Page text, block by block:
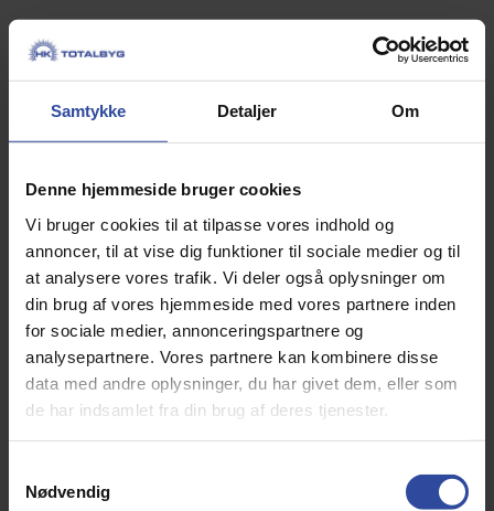
Samtykke Detaljer Om
Denne hjemmeside bruger cookies
Vi bruger cookies til at tilpasse vores indhold og
annoncer, til at vise dig funktioner til sociale medier og til
at analysere vores trafik. Vi deler også oplysninger om
din brug af vores hjemmeside med vores partnere inden
for sociale medier, annonceringspartnere og
analysepartnere. Vores partnere kan kombinere disse
data med andre oplysninger, du har givet dem, eller som
de har indsamlet fra din brug af deres tjenester.
Nødvendig
Byggeår:2011
Projekt:Ridehal, 1200 m2
Ridehallen er opført på traditionel vis, med eternit
bølgeplader på taget og trapez 19 stålplader på
facaderne. Barrieren er udført med støbt sokkel og
lodretstående høvlede 45 x 195 mm tømmer. Tribunen
er afsluttet med terrassebrædder. HK Totalbyg har
udført beton- og tømreentreprisen samt
projekteringen.